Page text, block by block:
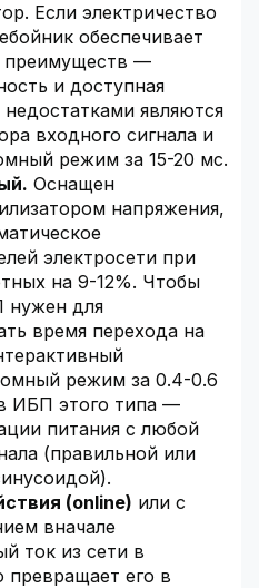
Если электричество
обеспечивает
преимуществ —
и доступная
являются
входного сигнала и
режим за 15-20 мс.
Оснащен
напряжения,
электросети при
на 9-12%. Чтобы
нужен для
время перехода на
режим за 0.4-0.6
ИБП этого типа —
питания с любой
(правильной или
(online) или с
вначале
ток из сети в
превращает его в